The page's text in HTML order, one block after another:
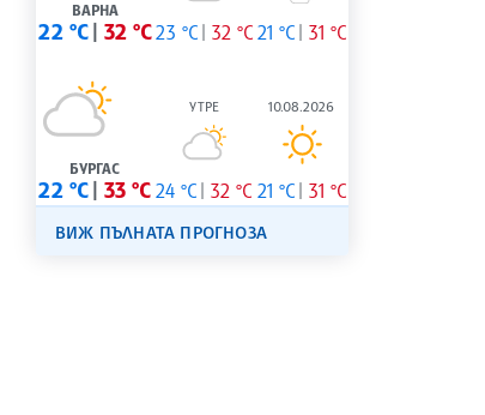
ВАРНА
22 °C 32 °C23 °C 32 °C 21 °C 31 °C
БУРГАС
22 °C 33 °C
УТРЕ
24 °C 32 °C
10.08.2026
21 °C 31 °C
ВИЖ ПЪЛНАТА ПРОГНОЗА